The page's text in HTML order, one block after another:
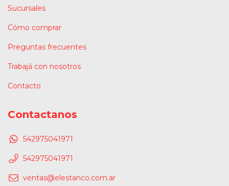
Sucursales
Cómo comprar
Preguntas frecuentes
Trabajá con nosotros
Contacto
Contactanos
542975041971
542975041971
ventas@elestanco.com.ar